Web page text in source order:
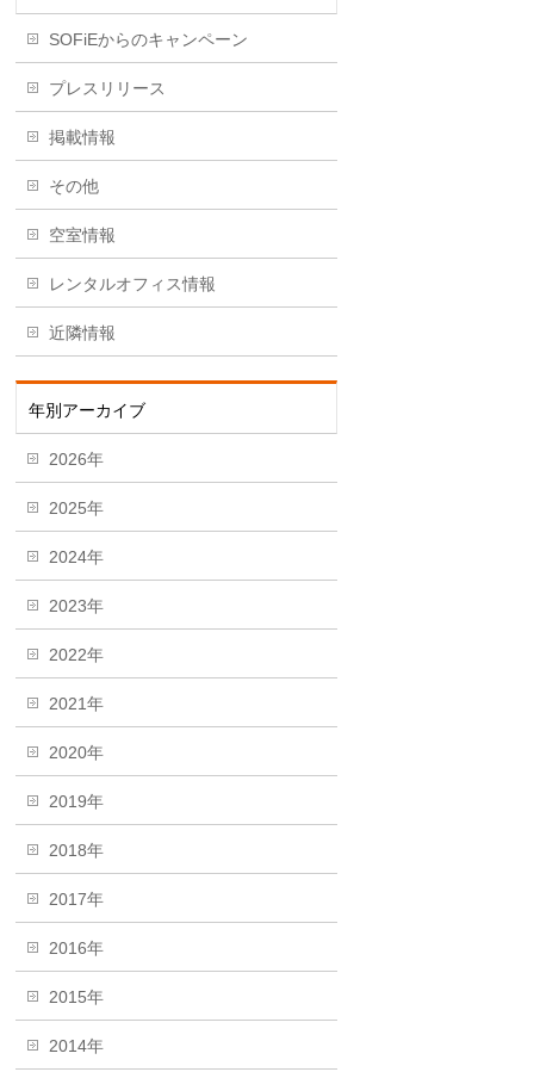
SOFiEからのキャンペーン
プレスリリース
掲載情報
その他
空室情報
レンタルオフィス情報
近隣情報
年別アーカイブ
2026年
2025年
2024年
2023年
2022年
2021年
2020年
2019年
2018年
2017年
2016年
2015年
2014年